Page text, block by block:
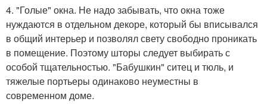
4. "Голые" окна. Не надо забывать, что окна тоже
нуждаются в отдельном декоре, который бы вписывался
в общий интерьер и позволял свету свободно проникать
в помещение. Поэтому шторы следует выбирать с
особой тщательностью. "Бабушкин" ситец и тюль, и
тяжелые портьеры одинаково неуместны в
современном доме.